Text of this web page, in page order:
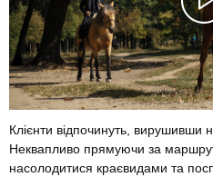
Клієнти відпочинуть, вирушивши
Неквапливо прямуючи за
насолодитися краєвидами та